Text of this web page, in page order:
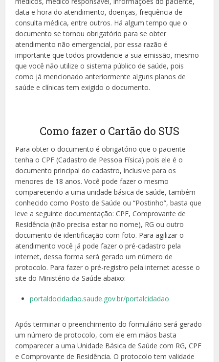
data e hora do atendimento, doenças, frequência de
consulta médica, entre outros. Há algum tempo que o
documento se tornou obrigatório para se obter
atendimento não emergencial, por essa razão é
importante que todos providencie a sua emissão, mesmo
que você não utilize o sistema público de saúde, pois
como já mencionado anteriormente alguns planos de
saúde e clínicas tem exigido o documento.
Como fazer o Cartão do SUS
Para obter o documento é obrigatório que o paciente
tenha o CPF (Cadastro de Pessoa Física) pois ele é o
documento principal do cadastro, inclusive para os
menores de 18 anos. Você pode fazer o mesmo
comparecendo a uma unidade básica de saúde, também
conhecido como Posto de Saúde ou “Postinho”, basta que
leve a seguinte documentação: CPF, Comprovante de
Residência (não precisa estar no nome), RG ou outro
documento de identificação com foto. Para agilizar o
atendimento você já pode fazer o pré-cadastro pela
internet, dessa forma será gerado um número de
protocolo. Para fazer o pré-registro pela internet acesse o
site do Ministério da Saúde abaixo:
portaldocidadao.saude.gov.br/portalcidadao
Após terminar o preenchimento do formulário será gerado
um número de protocolo, com ele em mãos basta
comparecer a uma Unidade Básica de Saúde com RG, CPF
e Comprovante de Residência. O protocolo tem validade